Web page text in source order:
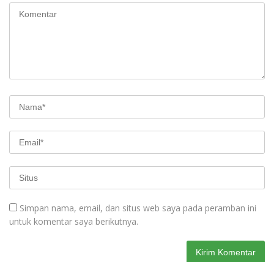
Simpan nama, email, dan situs web saya pada peramban ini
untuk komentar saya berikutnya.